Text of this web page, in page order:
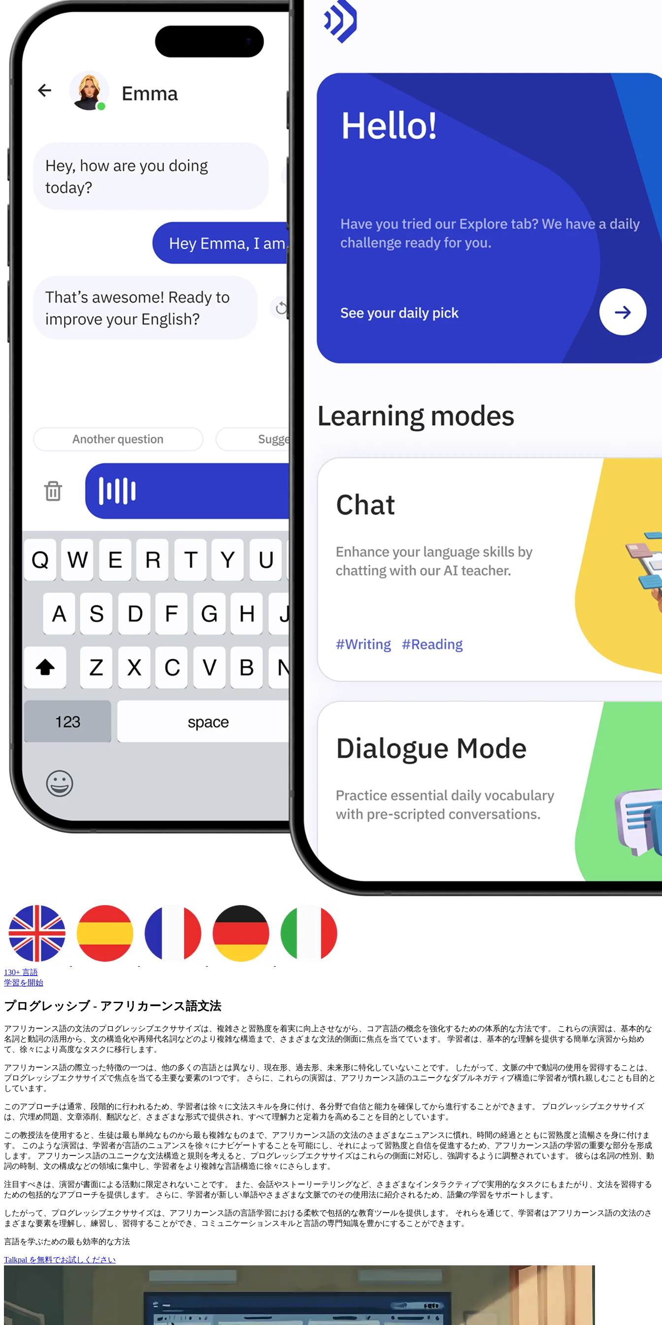
130+ 言語
学習を開始
プログレッシブ - アフリカーンス語文法
アフリカーンス語の文法のプログレッシブエクササイズは、複雑さと習熟度を着実に向上させながら、コア言語の概念を強化するための体系的な方法です。 これらの演習は、基本的な
名詞と動詞の活用から、文の構造化や再帰代名詞などのより複雑な構造まで、さまざまな文法的側面に焦点を当てています。 学習者は、基本的な理解を提供する簡単な演習から始め
て、徐々により高度なタスクに移行します。
アフリカーンス語の際立った特徴の一つは、他の多くの言語とは異なり、現在形、過去形、未来形に特化していないことです。 したがって、文脈の中で動詞の使用を習得することは、
プログレッシブエクササイズで焦点を当てる主要な要素の1つです。 さらに、これらの演習は、アフリカーンス語のユニークなダブルネガティブ構造に学習者が慣れ親しむことも目的と
しています。
このアプローチは通常、段階的に行われるため、学習者は徐々に文法スキルを身に付け、各分野で自信と能力を確保してから進行することができます。 プログレッシブエクササイズ
は、穴埋め問題、文章添削、翻訳など、さまざまな形式で提供され、すべて理解力と定着力を高めることを目的としています。
この教授法を使用すると、生徒は最も単純なものから最も複雑なものまで、アフリカーンス語の文法のさまざまなニュアンスに慣れ、時間の経過とともに習熟度と流暢さを身に付けま
す。 このような演習は、学習者が言語のニュアンスを徐々にナビゲートすることを可能にし、それによって習熟度と自信を促進するため、アフリカーンス語の学習の重要な部分を形成
します。 アフリカーンス語のユニークな文法構造と規則を考えると、プログレッシブエクササイズはこれらの側面に対応し、強調するように調整されています。 彼らは名詞の性別、動
詞の時制、文の構成などの領域に集中し、学習者をより複雑な言語構造に徐々にさらします。
注目すべきは、演習が書面による活動に限定されないことです。 また、会話やストーリーテリングなど、さまざまなインタラクティブで実用的なタスクにもまたがり、文法を習得する
ための包括的なアプローチを提供します。 さらに、学習者が新しい単語やさまざまな文脈でのその使用法に紹介されるため、語彙の学習をサポートします。
したがって、プログレッシブエクササイズは、アフリカーンス語の言語学習における柔軟で包括的な教育ツールを提供します。 それらを通じて、学習者はアフリカーンス語の文法のさ
まざまな要素を理解し、練習し、習得することができ、コミュニケーションスキルと言語の専門知識を豊かにすることができます。
言語を学ぶための最も効率的な方法
Talkpal を無料でお試しください